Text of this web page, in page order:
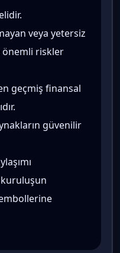
veya yetersiz
önemli riskler
geçmiş finansal
güvenilir